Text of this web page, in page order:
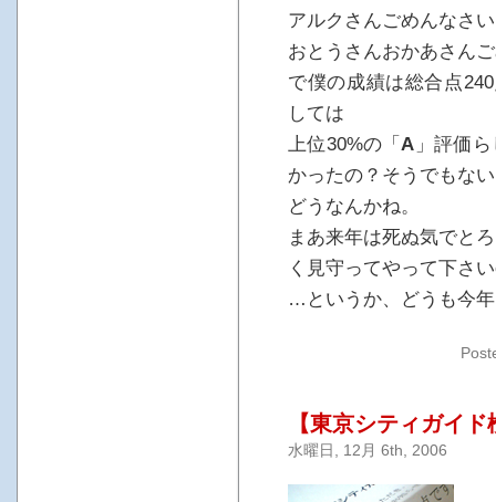
アルクさんごめんなさ
おとうさんおかあさん
で僕の成績は総合点
しては
上位30%の「 A 」評価
かったの？そうでもな
どうなんかね。
まあ来年は死ぬ気でと
く見守ってやって下さ
…というか、どうも今
【東京シティガイ
水曜日, 12月 6th, 2006